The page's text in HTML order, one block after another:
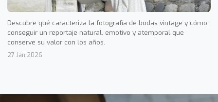
Descubre qué caracteriza la fotografía de bodas vintage y cómo
conseguir un reportaje natural, emotivo y atemporal que
conserve su valor con los años.
27 Jan 2026